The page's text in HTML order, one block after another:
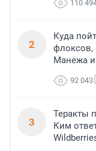
110
2
Куда
флоксов,
Манежа
92 043
3
Теракты
Ким